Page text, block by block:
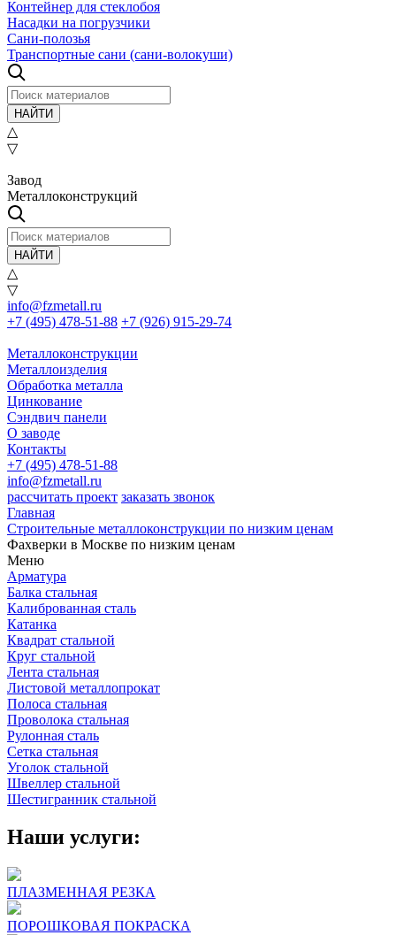
Контейнер для стеклобоя
Насадки на погрузчики
Сани-полозья
Транспортные сани (сани-волокуши)
НАЙТИ
△
▽
Завод
Металлоконструкций
НАЙТИ
△
▽
info@fzmetall.ru
+7 (495) 478-51-88 +7 (926) 915-29-74
Металлоконструкции
Металлоизделия
Обработка металла
Цинкование
Сэндвич панели
О заводе
Контакты
+7 (495) 478-51-88
info@fzmetall.ru
рассчитать проект заказать звонок
Главная
Строительные металлоконструкции по низким ценам
Фахверки в Москве по низким ценам
Меню
Арматура
Балка стальная
Калиброванная сталь
Катанка
Квадрат стальной
Круг стальной
Лента стальная
Листовой металлопрокат
Полоса стальная
Проволока стальная
Рулонная сталь
Сетка стальная
Уголок стальной
Швеллер стальной
Шестигранник стальной
Наши услуги:
ПЛАЗМЕННАЯ РЕЗКА
ПОРОШКОВАЯ ПОКРАСКА